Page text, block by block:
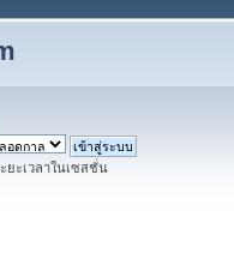
ยะเวลาในเซสชั่น